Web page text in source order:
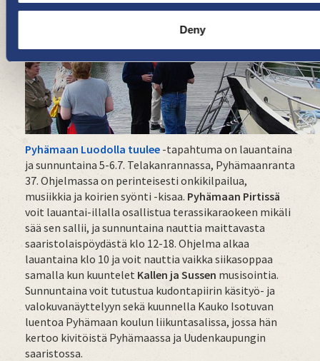
Deny
Pyhämaan Luodolla tuulee -tapahtuma on lauantaina
ja sunnuntaina 5-6.7. Telakanrannassa, Pyhämaanranta
37. Ohjelmassa on perinteisesti onkikilpailua,
musiikkia ja koirien syönti -kisaa. Pyhämaan Pirtissä
voit lauantai-illalla osallistua terassikaraokeen mikäli
sää sen sallii, ja sunnuntaina nauttia maittavasta
saaristolaispöydästä klo 12-18. Ohjelma alkaa
lauantaina klo 10 ja voit nauttia vaikka siikasoppaa
samalla kun kuuntelet Kallen ja Sussen musisointia.
Sunnuntaina voit tutustua kudontapiirin käsityö- ja
valokuvanäyttelyyn sekä kuunnella Kauko Isotuvan
luentoa Pyhämaan koulun liikuntasalissa, jossa hän
kertoo kivitöistä Pyhämaassa ja Uudenkaupungin
saaristossa.